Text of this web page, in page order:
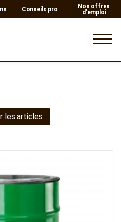
Conseils pro
Nos offres
d'emploi
les articles